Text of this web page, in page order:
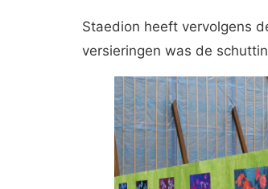
Staedion heeft vervolgens
versieringen was de